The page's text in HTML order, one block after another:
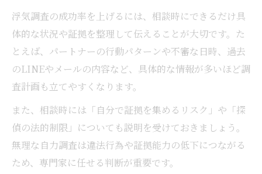
浮気調査の成功率を上げるには、相談時にできるだけ具
体的な状況や証拠を整理して伝えることが大切です。た
とえば、パートナーの行動パターンや不審な日時、過去
のLINEやメールの内容など、具体的な情報が多いほど調
査計画も立てやすくなります。
また、相談時には「自分で証拠を集めるリスク」や「探
偵の法的制限」についても説明を受けておきましょう。
無理な自力調査は違法行為や証拠能力の低下につながる
ため、専門家に任せる判断が重要です。